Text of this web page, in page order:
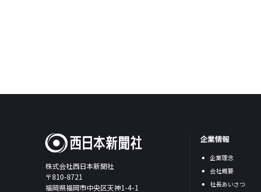
株式会社西日本新聞社
〒810-8721
福岡県福岡市中央区天神1-4-1
企業情報
企業理念
会社概要
社長あいさつ